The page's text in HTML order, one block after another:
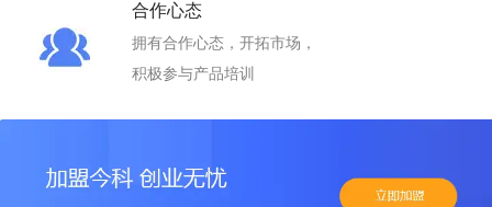
合作心态
拥有合作心态，开拓市场，
积极参与产品培训